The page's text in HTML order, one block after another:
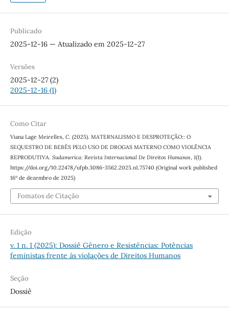
Publicado
2025-12-16 — Atualizado em 2025-12-27
Versões
2025-12-27 (2)
2025-12-16 (1)
Como Citar
Viana Lage Meirelles, C. (2025). MATERNALISMO E DESPROTEÇÃO:: O
SEQUESTRO DE BEBÊS PELO USO DE DROGAS MATERNO COMO VIOLÊNCIA
REPRODUTIVA. Sudamerica: Revista Internacional De Direitos Humanos, 1(1).
https://doi.org/10.22478/ufpb.3086-3562.2025.n1.75740 (Original work published
16º de dezembro de 2025)
Fomatos de Citação
Edição
v. 1 n. 1 (2025): Dossiê Gênero e Resistências: Potências
feministas frente às violações de Direitos Humanos
Seção
Dossiê